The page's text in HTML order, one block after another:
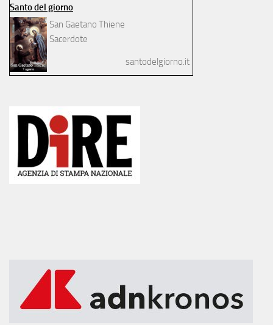
Santo del giorno
San Gaetano Thiene
Sacerdote
santodelgiorno.it